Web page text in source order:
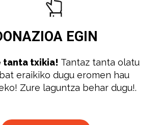
EGIN
tanta txikia! Tantaz tanta olatu
eraikiko dugu eromen hau
Zure laguntza behar dugu!.